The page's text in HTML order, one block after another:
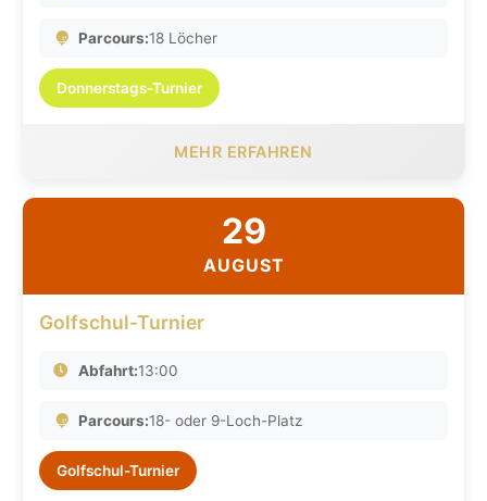
Parcours:18 Löcher
Donnerstags-Turnier
MEHR ERFAHREN
29
AUGUST
Golfschul-Turnier
Abfahrt:13:00
Parcours:18- oder 9-Loch-Platz
Golfschul-Turnier